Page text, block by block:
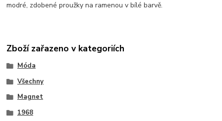
modré, zdobené proužky na ramenou v bílé barvě.
Zboží zařazeno v kategoriích
Móda
Všechny
Magnet
1968